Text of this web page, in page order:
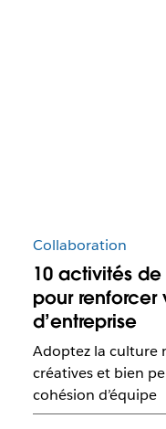
Collaboration
10 activités
pour renforcer
d’entreprise
Adoptez la culture
créatives et bien
cohésion d’équipe